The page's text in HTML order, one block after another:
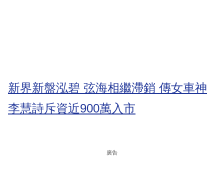
新界新盤泓碧 弦海相繼滯銷 傳女車神
李慧詩斥資近900萬入市
廣告